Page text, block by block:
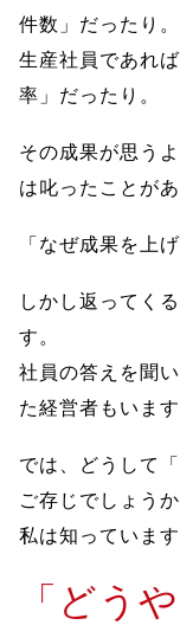
件数」だったり。
生産社員であれ
率」だったり。
その成果が思う
は叱ったことが
「なぜ成果を上
しかし返ってく
す。
社員の答えを聞
た経営者もいます
では、どうして
ご存じでしょうか
私は知っています
「どう